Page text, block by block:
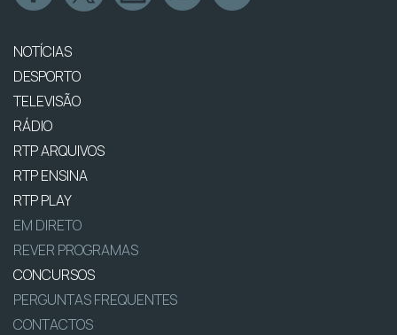
NOTÍCIAS
DESPORTO
TELEVISÃO
RÁDIO
RTP ARQUIVOS
RTP ENSINA
RTP PLAY
EM DIRETO
REVER PROGRAMAS
CONCURSOS
PERGUNTAS FREQUENTES
CONTACTOS